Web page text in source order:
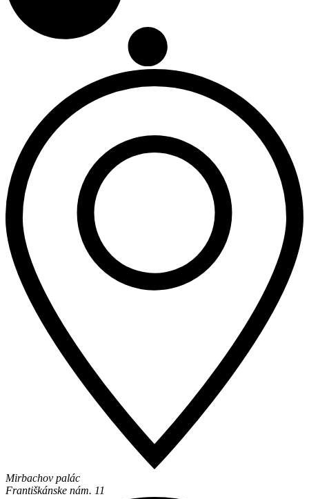
Mirbachov palác
Františkánske nám. 11